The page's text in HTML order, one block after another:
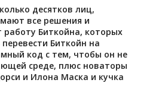
десятков лиц,
все решения и
Биткойна, которых
Биткойн на
код с тем, чтобы он не
среде, плюс новаторы
и Илона Маска и кучка